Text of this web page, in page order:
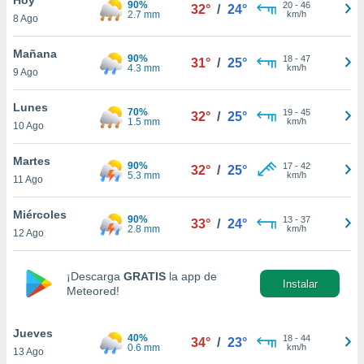
y
en
más
de
cookies
aceptar
8 Ago
90%
2.7 mm
32° / 24° 20- 46
km/h
Mañana
9 Ago
90%
4.3 mm
31° / 25° 18- 47
km/h
Lunes
10 Ago
70%
1.5 mm
32° / 25° 19- 45
km/h
Martes
11 Ago
90%
5.3 mm
32° / 25° 17- 42
km/h
Miércoles
12 Ago
90%
2.8 mm
33° / 24° 13- 37
km/h
¡Descarga GRATIS la app de
Meteored!
Instalar
Jueves
13 Ago
40%
0.6 mm
34° / 23° 18- 44
km/h